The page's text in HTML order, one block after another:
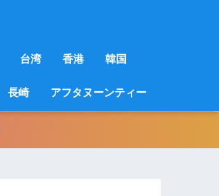
台湾 香港 韓国
長崎 アフタヌーンティー